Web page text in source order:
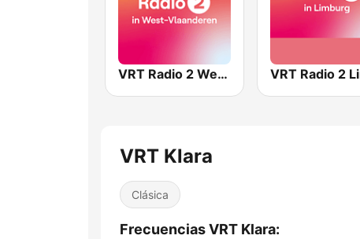
VRT Radio 2 West-Vlaanderen
VRT Klara
Clásica
Frecuencias VRT Klara: